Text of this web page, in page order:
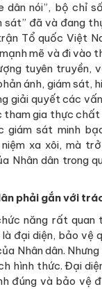
dân nói”, bộ chỉ
sát” đã và đang
Tổ quốc Việt
mẽ và đi vào
tuyên truyền,
ánh, giám sát,
giải quyết các
tham gia thực
giám sát minh
xa xôi, mà
Nhân dân trong
phải gắn với
năng rất
đại diện, bảo vệ
Nhân dân.
hình thức. Đại
đúng và bảo vệ